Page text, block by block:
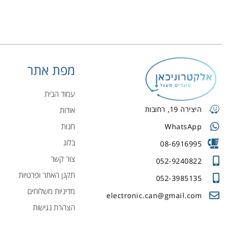
היצירה 19, רחובות
WhatsApp
08-6916995
052-9240822
052-3985135
electronic.can@gmail.com
מפת אתר
עמוד הבית
אודות
חנות
בלוג
צור קשר
תקנן האתר ופרטיות
מדיניות משלוחים
הצהרת נגישות